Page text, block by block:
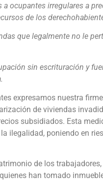
ocupantes irregulares a
de los
que legalmente no le
sin escrituración y
expresamos nuestra
de viviendas
subsidiados. Esta
ilegalidad, poniendo en
de los
han tomado